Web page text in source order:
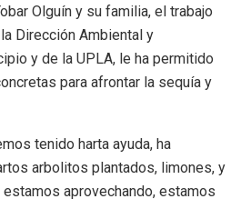
Olguín y su familia, el trabajo
Dirección Ambiental y
y de la UPLA, le ha permitido
para afrontar la sequía y
tenido harta ayuda, ha
arbolitos plantados, limones, y
aprovechando, estamos